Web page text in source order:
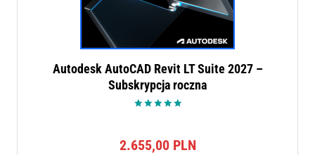
Autodesk AutoCAD Revit LT Suite 2027 –
Subskrypcja roczna
2.655,00 PLN